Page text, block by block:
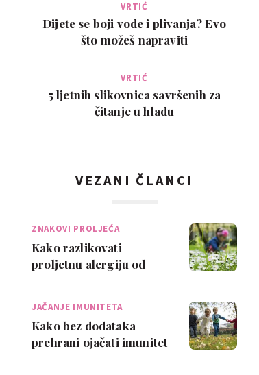
VRTIĆ
Dijete se boji vode i plivanja? Evo
što možeš napraviti
VRTIĆ
5 ljetnih slikovnica savršenih za
čitanje u hladu
VEZANI ČLANCI
ZNAKOVI PROLJEĆA
Kako razlikovati
proljetnu alergiju od
JAČANJE IMUNITETA
Kako bez dodataka
prehrani ojačati imunitet